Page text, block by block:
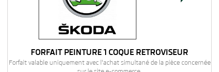
FORFAIT PEINTURE 1 COQUE RETROVISEUR
Forfait valable uniquement avec l'achat simultané de la pièce concernée